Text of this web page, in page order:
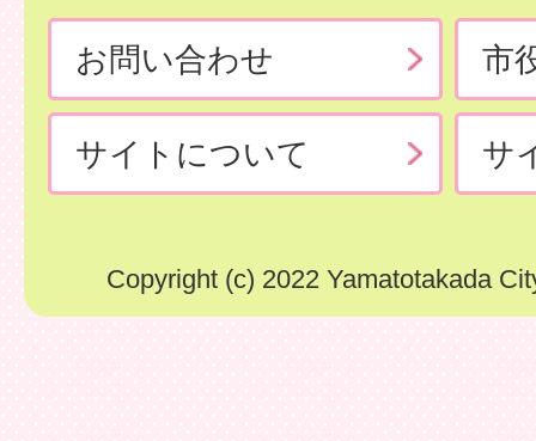
お問い合わせ 市
サイトについて サ
Copyright (c) 2022 Yamatotakada